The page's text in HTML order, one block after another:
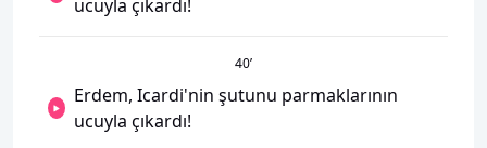
ucuyla çıkardı!
40’
Erdem, Icardi'nin şutunu parmaklarının
ucuyla çıkardı!